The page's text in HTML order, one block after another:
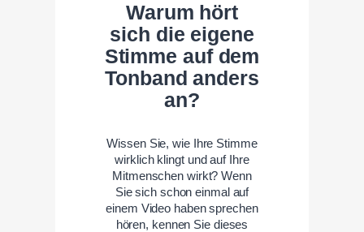
Warum hört
sich die eigene
Stimme auf dem
Tonband anders
an?
Wissen Sie, wie Ihre Stimme
wirklich klingt und auf Ihre
Mitmenschen wirkt? Wenn
Sie sich schon einmal auf
einem Video haben sprechen
hören, kennen Sie dieses